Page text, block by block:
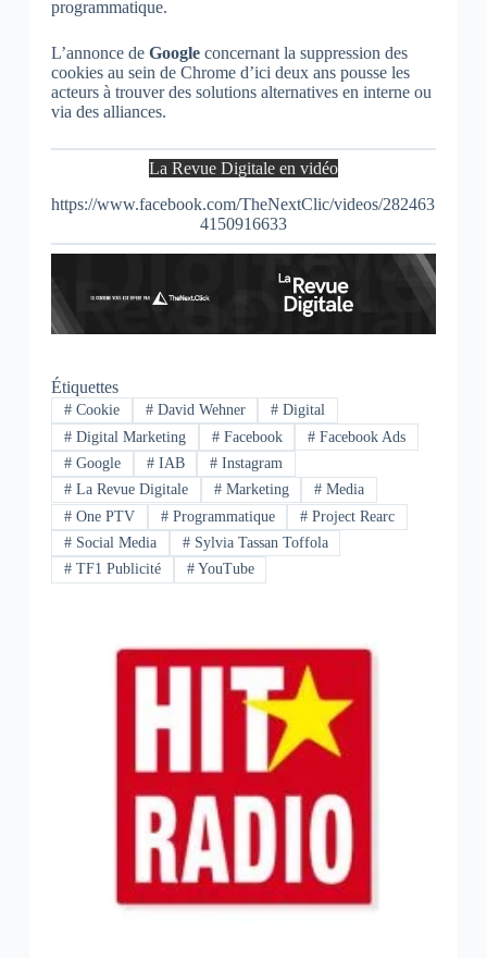
programmatique.
L’annonce de Googleconcernant la suppression des
cookies au sein de Chrome d’ici deux ans pousse les
acteurs à trouver des solutions alternatives en interne ou
via des alliances.
La Revue Digitale en vidéo
https://www.facebook.com/TheNextClic/videos/282463
4150916633
Étiquettes
#Cookie #David Wehner # Digital
#Digital Marketing #Facebook # Facebook Ads
#Google #IAB # Instagram
#La Revue Digitale #Marketing # Media
#One PTV #Programmatique # Project Rearc
#Social Media #Sylvia Tassan Toffola
#TF1 Publicité #YouTube